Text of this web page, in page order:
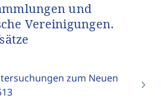
und
Vereinigungen.
zum Neuen